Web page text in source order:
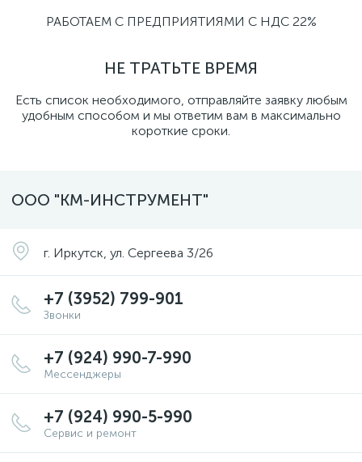
РАБОТАЕМ С ПРЕДПРИЯТИЯМИ С НДС 22%
НЕ ТРАТЬТЕ ВРЕМЯ
Есть список необходимого, отправляйте заявку любым
удобным способом и мы ответим вам в максимально
короткие сроки.
ООО "КМ-ИНСТРУМЕНТ"
г. Иркутск, ул. Сергеева 3/26
+7 (3952) 799-901
Звонки
+7 (924) 990-7-990
Мессенджеры
+7 (924) 990-5-990
Сервис и ремонт